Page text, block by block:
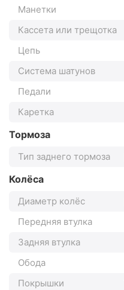
Манетки
Кассета или трещотка
Цепь
Система шатунов
Педали
Каретка
Тормоза
Тип заднего тормоза
Колёса
Диаметр колёс
Передняя втулка
Задняя втулка
Обода
Покрышки